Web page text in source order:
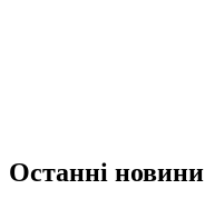
Останні новини